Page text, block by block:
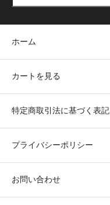
ホーム
カートを見る
特定商取引法に基づく表記
プライバシーポリシー
お問い合わせ